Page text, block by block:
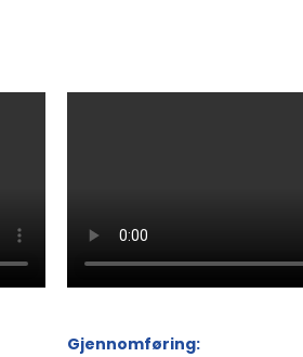
Gjennomføring: